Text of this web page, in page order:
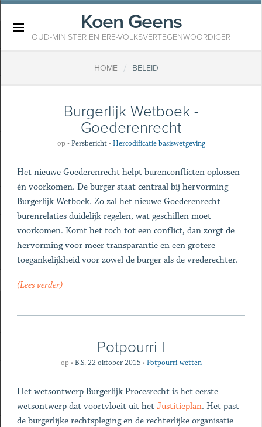
Koen Geens
OUD-MINISTER EN ERE-VOLKSVERTEGENWOORDIGER
HOME / BELEID
Burgerlijk Wetboek -
Goederenrecht
op •Persbericht •Hercodificatie basiswetgeving
Het nieuwe Goederenrecht helpt burenconflicten oplossen
én voorkomen. De burger staat centraal bij hervorming
Burgerlijk Wetboek. Zo zal het nieuwe Goederenrecht
burenrelaties duidelijk regelen, wat geschillen moet
voorkomen. Komt het toch tot een conflict, dan zorgt de
hervorming voor meer transparantie en een grotere
toegankelijkheid voor zowel de burger als de vrederechter.
(Lees verder)
Potpourri I
op •B.S. 22 oktober 2015 •Potpourri-wetten
Het wetsontwerp Burgerlijk Procesrecht is het eerste
wetsontwerp dat voortvloeit uit het Justitieplan. Het past
de burgerlijke rechtspleging en de rechterlijke organisatie